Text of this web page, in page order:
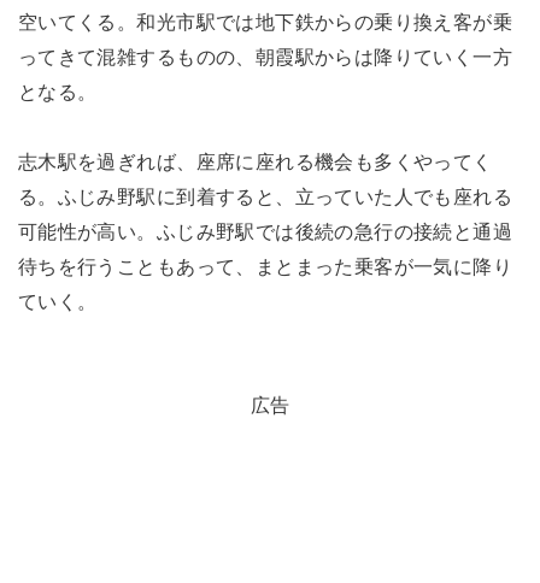
空いてくる。和光市駅では地下鉄からの乗り換え客が乗
ってきて混雑するものの、朝霞駅からは降りていく一方
となる。
志木駅を過ぎれば、座席に座れる機会も多くやってく
る。ふじみ野駅に到着すると、立っていた人でも座れる
可能性が高い。ふじみ野駅では後続の急行の接続と通過
待ちを行うこともあって、まとまった乗客が一気に降り
ていく。
広告